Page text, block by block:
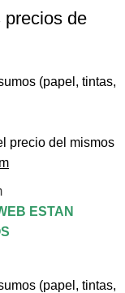
precios de
(papel, tintas,
precio del mismos
ESTAN
(papel, tintas,